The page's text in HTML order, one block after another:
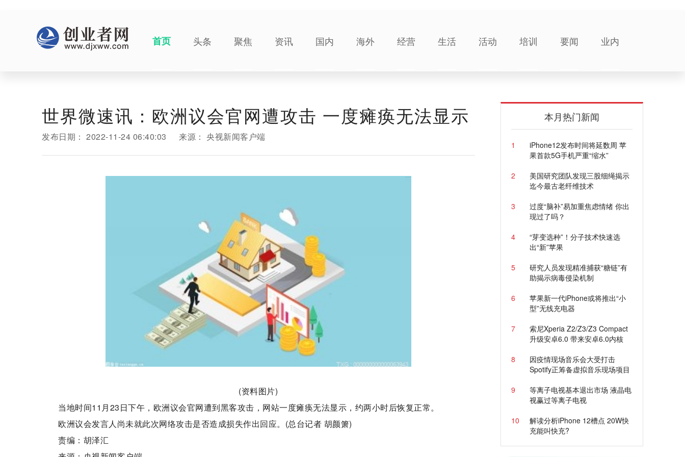
首页 头条 聚焦 资讯 国内 海外 经营 生活 活动 培训 要闻 业内
世界微速讯：欧洲议会官网遭攻击 一度瘫痪无法显示
发布日期： 2022-11-24 06:40:03 来源： 央视新闻客户端
(资料图片)
当地时间11月23日下午，欧洲议会官网遭到黑客攻击，网站一度瘫痪无法显示，约两小时后恢复正常。
欧洲议会发言人尚未就此次网络攻击是否造成损失作出回应。(总台记者 胡颜箫)
责编：胡泽汇
本月热门新闻
1
iPhone12发布时间将延数周 苹
果首款5G手机严重“缩水”
2
美国研究团队发现三股细绳揭示
迄今最古老纤维技术
3
过度“脑补”易加重焦虑情绪 你出
现过了吗？
4
“芽变选种”！分子技术快速选
出“新”苹果
5
研究人员发现精准捕获“糖链”有
助揭示病毒侵染机制
6
苹果新一代iPhone或将推出“小
型”无线充电器
7
索尼Xperia Z2/Z3/Z3 Compact
升级安卓6.0 带来安卓6.0内核
8
因疫情现场音乐会大受打击
Spotify正筹备虚拟音乐现场项目
9
等离子电视基本退出市场 液晶电
视赢过等离子电视
10
解读分析iPhone 12槽点 20W快
充能叫快充?